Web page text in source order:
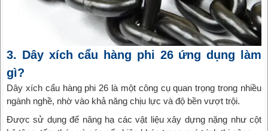
3. Dây xích cẩu hàng phi 26 ứng dụng làm
gì?
Dây xích cẩu hàng phi 26 là một công cụ quan trọng trong nhiều
ngành nghề, nhờ vào khả năng chịu lực và độ bền vượt trội.
Được sử dụng để nâng hạ các vật liệu xây dựng nặng như cột